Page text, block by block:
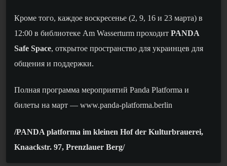
Кроме того, каждое воскресенье (2, 9, 16 и 23 марта) в
12:00 в библиотеке Am Wasserturm проходит PANDA
Safe Space, открытое пространство для украинцев для
общения и поддержки.
Полная программа мероприятий Panda Platforma и
билеты на март — www.panda-platforma.berlin
/PANDA platforma im kleinen Hof der Kulturbrauerei,
Knaackstr. 97, Prenzlauer Berg/